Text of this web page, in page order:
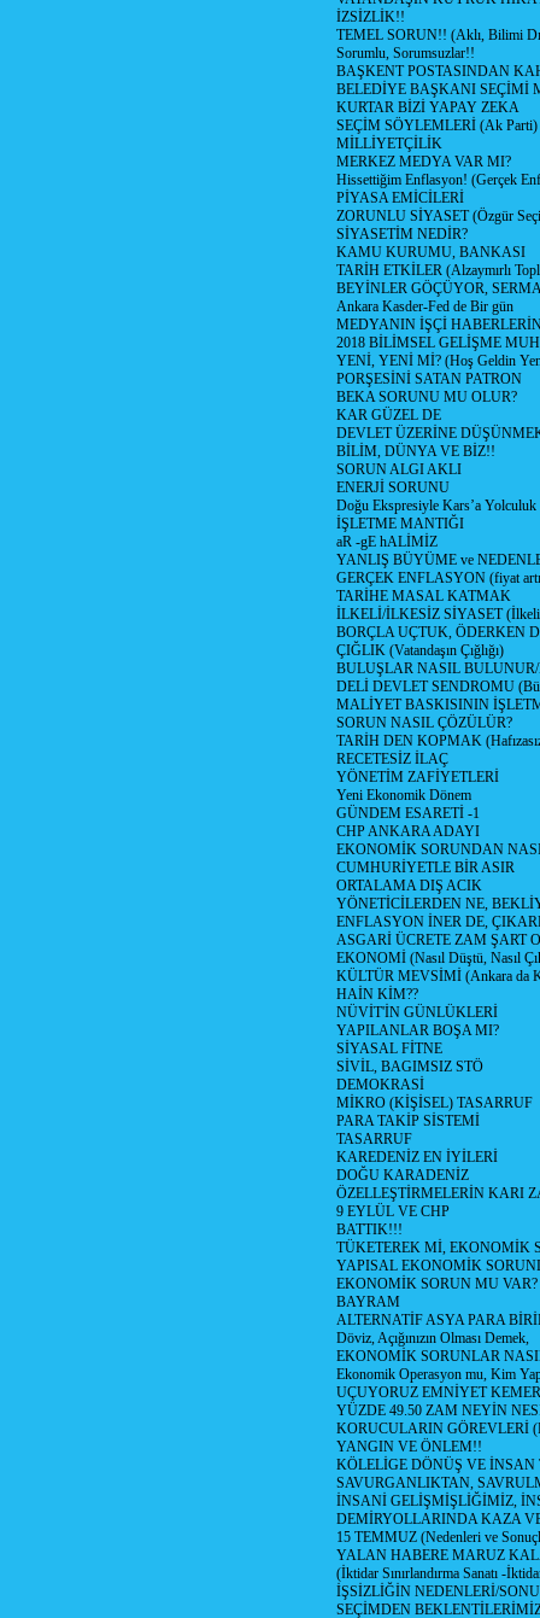
İZSİZLİK!!
TEMEL SORUN!! (Aklı, Bilimi
Sorumlu, Sorumsuzlar!!
BAŞKENT POSTASINDAN
BELEDİYE BAŞKANI SEÇİMİ
KURTAR BİZİ YAPAY ZEKA
SEÇİM SÖYLEMLERİ (Ak Parti)
MİLLİYETÇİLİK
MERKEZ MEDYA VAR MI?
Hissettiğim Enflasyon! (Gerçek
PİYASA EMİCİLERİ
ZORUNLU SİYASET (Özgür
SİYASETİM NEDİR?
KAMU KURUMU, BANKASI
TARİH ETKİLER (Alzaymırlı
BEYİNLER GÖÇÜYOR,
Ankara Kasder-Fed de Bir gün
MEDYANIN İŞÇİ
2018 BİLİMSEL GELİŞME
YENİ, YENİ Mİ? (Hoş Geldin
PORŞESİNİ SATAN PATRON
BEKA SORUNU MU OLUR?
KAR GÜZEL DE
DEVLET ÜZERİNE
BİLİM, DÜNYA VE BİZ!!
SORUN ALGI AKLI
ENERJİ SORUNU
Doğu Ekspresiyle Kars’a Yolculuk
İŞLETME MANTIĞI
aR -gE hALİMİZ
YANLIŞ BÜYÜME ve
GERÇEK ENFLASYON (fiyat
TARİHE MASAL KATMAK
İLKELİ/İLKESİZ SİYASET
BORÇLA UÇTUK, ÖDERKEN
ÇIĞLIK (Vatandaşın Çığlığı)
BULUŞLAR NASIL
DELİ DEVLET SENDROMU
MALİYET BASKISININ
SORUN NASIL ÇÖZÜLÜR?
TARİH DEN KOPMAK
RECETESİZ İLAÇ
YÖNETİM ZAFİYETLERİ
Yeni Ekonomik Dönem
GÜNDEM ESARETİ -1
CHP ANKARA ADAYI
EKONOMİK SORUNDAN
CUMHURİYETLE BİR ASIR
ORTALAMA DIŞ ACIK
YÖNETİCİLERDEN NE,
ENFLASYON İNER DE,
ASGARİ ÜCRETE ZAM ŞART
EKONOMİ (Nasıl Düştü, Nasıl
KÜLTÜR MEVSİMİ (Ankara da
HAİN KİM??
NÜVİT'İN GÜNLÜKLERİ
YAPILANLAR BOŞA MI?
SİYASAL FİTNE
SİVİL, BAGIMSIZ STÖ
DEMOKRASİ
MİKRO (KİŞİSEL) TASARRUF
PARA TAKİP SİSTEMİ
TASARRUF
KAREDENİZ EN İYİLERİ
DOĞU KARADENİZ
ÖZELLEŞTİRMELERİN KARI
9 EYLÜL VE CHP
BATTIK!!!
TÜKETEREK Mİ, EKONOMİK
YAPISAL EKONOMİK
EKONOMİK SORUN MU VAR?
BAYRAM
ALTERNATİF ASYA PARA
Döviz, Açığınızın Olması Demek,
EKONOMİK SORUNLAR
Ekonomik Operasyon mu, Kim
UÇUYORUZ EMNİYET
YÜZDE 49.50 ZAM NEYİN
KORUCULARIN GÖREVLERİ
YANGIN VE ÖNLEM!!
KÖLELİGE DÖNÜŞ VE İNSAN
SAVURGANLIKTAN,
İNSANİ GELİŞMİŞLİĞİMİZ,
DEMİRYOLLARINDA KAZA
15 TEMMUZ (Nedenleri ve
YALAN HABERE MARUZ
(İktidar Sınırlandırma Sanatı -
İŞSİZLİĞİN NEDENLERİ/
SEÇİMDEN